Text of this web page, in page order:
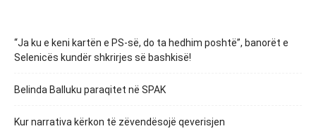
“Ja ku e keni kartën e PS-së, do ta hedhim poshtë”, banorët e
Selenicës kundër shkrirjes së bashkisë!
Belinda Balluku paraqitet në SPAK
Kur narrativa kërkon të zëvendësojë qeverisjen